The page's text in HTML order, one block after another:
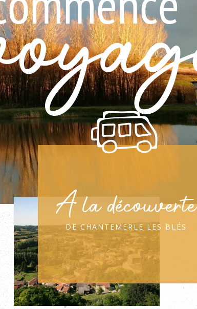
A la découverte
de chantemerle les blés